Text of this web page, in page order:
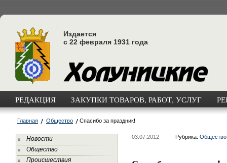
Издается
с 22 февраля 1931 года
РЕДАКЦИЯ ЗАКУПКИ ТОВАРОВ, РАБОТ, УСЛУГ
Главная Общество Спасибо за праздник!
Новости
Общество
Происшествия
03.07.2012 Рубрика: Общество